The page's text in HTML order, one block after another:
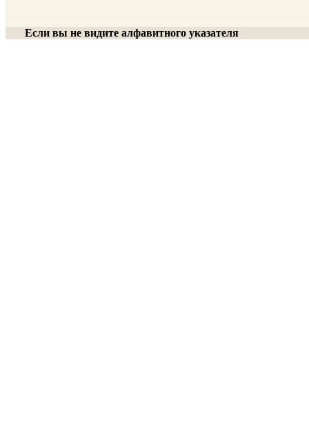
Если вы не видите алфавитного указателя